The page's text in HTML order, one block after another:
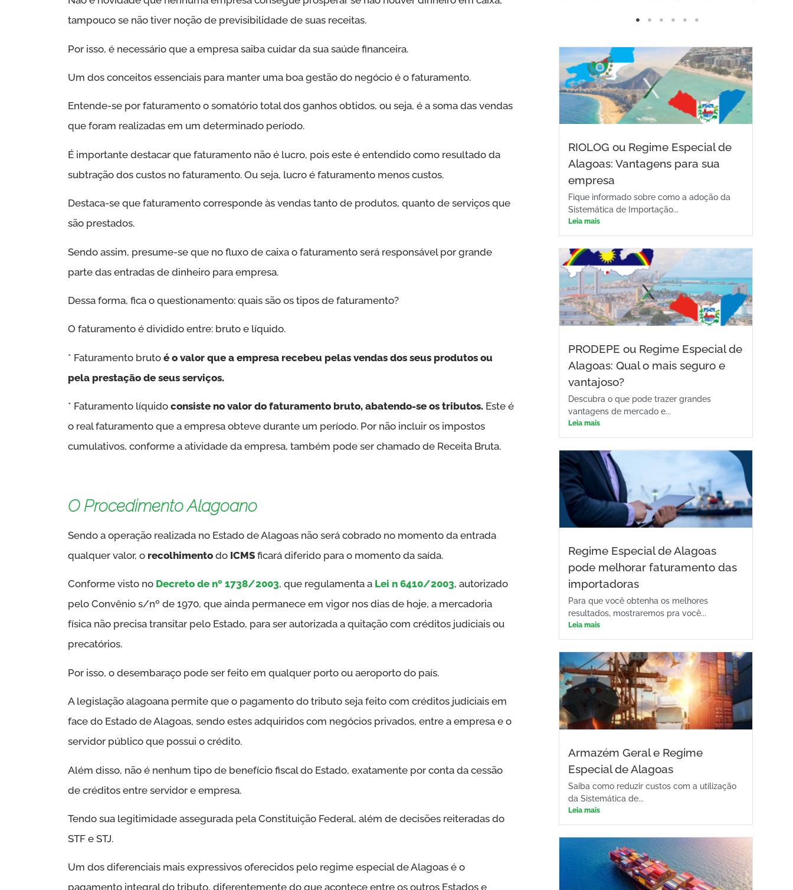
tampouco se não tiver noção de previsibilidade de suas receitas.
Por isso, é necessário que a empresa saiba cuidar da sua saúde financeira.
Um dos conceitos essenciais para manter uma boa gestão do negócio é o faturamento.
Entende-se por faturamento o somatório total dos ganhos obtidos, ou seja, é a soma das vendas
que foram realizadas em um determinado período.
É importante destacar que faturamento não é lucro, pois este é entendido como resultado da
subtração dos custos no faturamento. Ou seja, lucro é faturamento menos custos.
Destaca-se que faturamento corresponde às vendas tanto de produtos, quanto de serviços que
são prestados.
Sendo assim, presume-se que no fluxo de caixa o faturamento será responsável por grande
parte das entradas de dinheiro para empresa.
Dessa forma, fica o questionamento: quais são os tipos de faturamento?
O faturamento é dividido entre: bruto e líquido.
* Faturamento brutoé o valor que a empresa recebeu pelas vendas dos seus produtos ou
pela prestação de seus serviços.
* Faturamento líquidoconsiste no valor do faturamento bruto, abatendo-se os tributos. Este é
o real faturamento que a empresa obteve durante um período. Por não incluir os impostos
cumulativos, conforme a atividade da empresa, também pode ser chamado de Receita Bruta.
O Procedimento Alagoano
Sendo a operação realizada no Estado de Alagoas não será cobrado no momento da entrada
qualquer valor, o recolhimento do ICMS ficará diferido para o momento da saída.
Conforme visto no Decreto de nº 1738/2003, que regulamenta a Lei n 6410/2003, autorizado
pelo Convênio s/nº de 1970, que ainda permanece em vigor nos dias de hoje, a mercadoria
física não precisa transitar pelo Estado, para ser autorizada a quitação com créditos judiciais ou
precatórios.
Por isso, o desembaraço pode ser feito em qualquer porto ou aeroporto do país.
A legislação alagoana permite que o pagamento do tributo seja feito com créditos judiciais em
face do Estado de Alagoas, sendo estes adquiridos com negócios privados, entre a empresa e o
servidor público que possui o crédito.
Além disso, não é nenhum tipo de benefício fiscal do Estado, exatamente por conta da cessão
de créditos entre servidor e empresa.
Tendo sua legitimidade assegurada pela Constituição Federal, além de decisões reiteradas do
STF e STJ.
Um dos diferenciais mais expressivos oferecidos pelo regime especial de Alagoas é o
pagamento integral do tributo, diferentemente do que acontece entre os outros Estados e
RIOLOG ou Regime Especial de
Alagoas: Vantagens para sua
empresa
Fique informado sobre como a adoção da
Sistemática de Importação...
Leia mais
PRODEPE ou Regime Especial de
Alagoas: Qual o mais seguro e
vantajoso?
Descubra o que pode trazer grandes
vantagens de mercado e...
Leia mais
Regime Especial de Alagoas
pode melhorar faturamento das
importadoras
Para que você obtenha os melhores
resultados, mostraremos pra você...
Leia mais
Armazém Geral e Regime
Especial de Alagoas
Saiba como reduzir custos com a utilização
da Sistemática de...
Leia mais